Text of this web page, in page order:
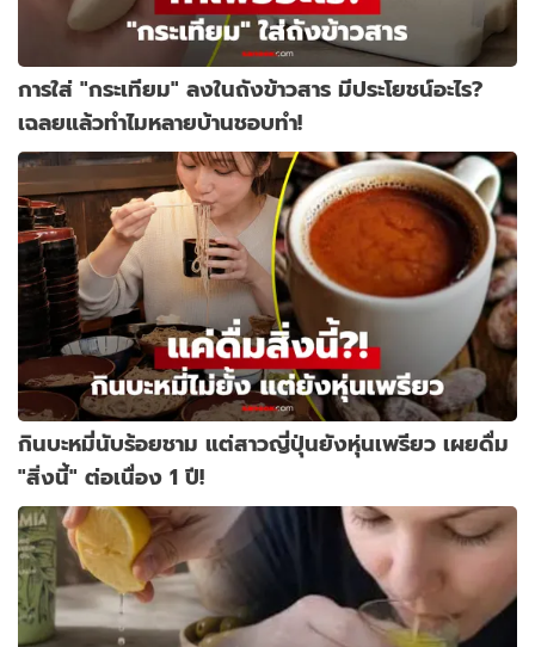
การใส่ "กระเทียม" ลงในถังข้าวสาร มีประโยชน์อะไร?
เฉลยแล้วทำไมหลายบ้านชอบทำ!
กินบะหมี่นับร้อยชาม แต่สาวญี่ปุ่นยังหุ่นเพรียว เผยดื่ม
"สิ่งนี้" ต่อเนื่อง 1 ปี!